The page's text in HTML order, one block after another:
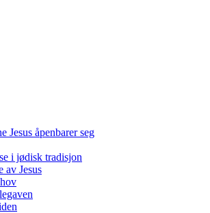
Jesus åpenbarer seg
i jødisk tradisjon
av Jesus